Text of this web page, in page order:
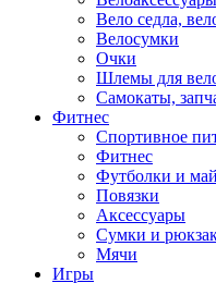
Вело седла,
Велосумки
Очки
Шлемы для
Самокаты,
Фитнес
Спортивное
Фитнес
Футболки и
Повязки
Аксессуары
Сумки и
Мячи
Игры